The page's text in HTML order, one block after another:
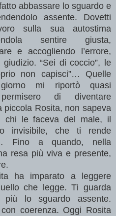
abbassare lo sguardo e
assente. Dovetti
sulla sua autostima
sentire giusta,
e accogliendo l’errore,
“Sei di coccio”, le
non capisci”… Quelle
mi riportò quasi
di diventare
piccola Rosita, non sapeva
chi le faceva del male, il
invisibile, che ti rende
Fino a quando, nella
resa più viva e presente,
ha imparato a leggere
che legge. Ti guarda
lo sguardo assente.
coerenza. Oggi Rosita